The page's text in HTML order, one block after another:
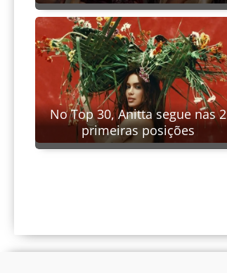
No Top 30, Anitta segue nas 2
primeiras posições